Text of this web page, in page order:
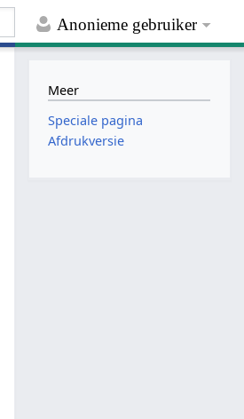
Anonieme gebruiker
Meer
Speciale pagina
Afdrukversie